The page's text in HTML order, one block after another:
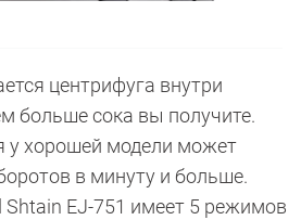
центрифуга внутри
больше сока вы получите.
у хорошей модели может
в минуту и больше.
EJ-751 имеет 5 режимов